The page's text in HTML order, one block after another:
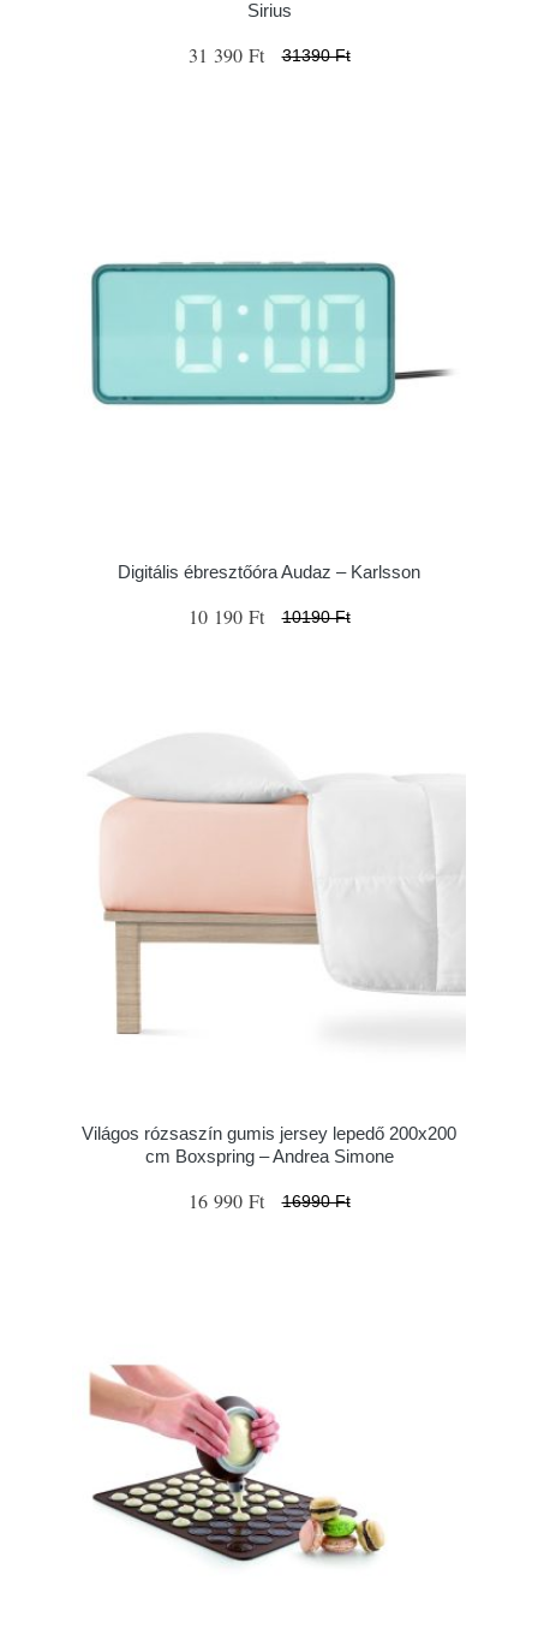
Sirius
31 390 Ft 31390 Ft
Digitális ébresztőóra Audaz – Karlsson
10 190 Ft 10190 Ft
Világos rózsaszín gumis jersey lepedő 200x200
cm Boxspring – Andrea Simone
16 990 Ft 16990 Ft